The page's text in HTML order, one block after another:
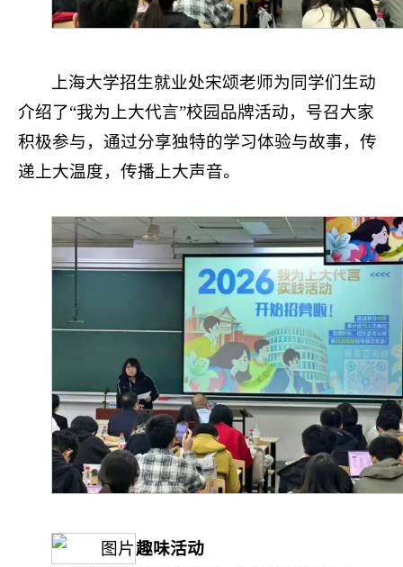
上海大学招生就业处宋颂老师为同学们生动
介绍了“我为上大代言”校园品牌活动，号召大家
积极参与，通过分享独特的学习体验与故事，传
递上大温度，传播上大声音。
趣味活动